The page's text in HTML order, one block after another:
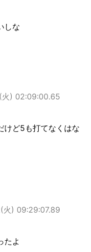
しな
) 02:09:00.65
けど5も打てなくはな
) 09:29:07.89
たよ